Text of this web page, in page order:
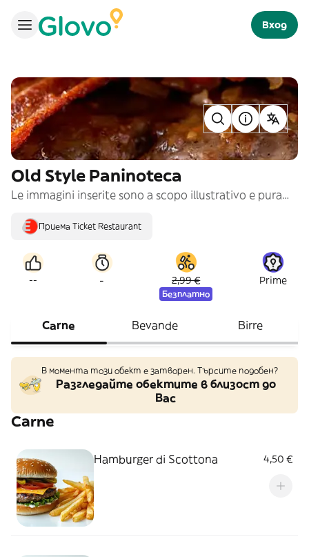
Вход
Old Style Paninoteca
Le immagini inserite sono a scopo illustrativo e puramente indicativo
Приема Ticket Restaurant
-- - 2,99 €
Безплатно
Prime
Carne Bevande Birre
В момента този обект е затворен. Търсите подобен?
Разгледайте обектите в близост до
Вас
Carne
Hamburger di Scottona 4,50 €